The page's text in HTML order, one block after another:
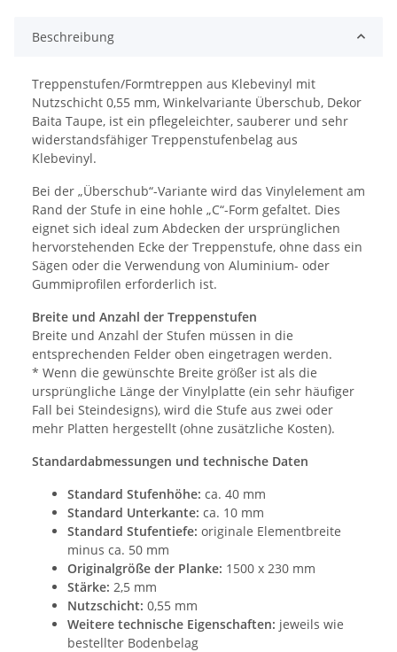
Beschreibung
Treppenstufen/Formtreppen aus Klebevinyl mit
Nutzschicht 0,55 mm, Winkelvariante Überschub, Dekor
Baita Taupe, ist ein pflegeleichter, sauberer und sehr
widerstandsfähiger Treppenstufenbelag aus
Klebevinyl.
Bei der „Überschub“-Variante wird das Vinylelement am
Rand der Stufe in eine hohle „C“-Form gefaltet. Dies
eignet sich ideal zum Abdecken der ursprünglichen
hervorstehenden Ecke der Treppenstufe, ohne dass ein
Sägen oder die Verwendung von Aluminium- oder
Gummiprofilen erforderlich ist.
Breite und Anzahl der Treppenstufen
Breite und Anzahl der Stufen müssen in die
entsprechenden Felder oben eingetragen werden.
* Wenn die gewünschte Breite größer ist als die
ursprüngliche Länge der Vinylplatte (ein sehr häufiger
Fall bei Steindesigns), wird die Stufe aus zwei oder
mehr Platten hergestellt (ohne zusätzliche Kosten).
Standardabmessungen und technische Daten
Standard Stufenhöhe: ca. 40 mm
Standard Unterkante: ca. 10 mm
Standard Stufentiefe: originale Elementbreite
minus ca. 50 mm
Originalgröße der Planke: 1500 x 230 mm
Stärke: 2,5 mm
Nutzschicht: 0,55 mm
Weitere technische Eigenschaften: jeweils wie
bestellter Bodenbelag